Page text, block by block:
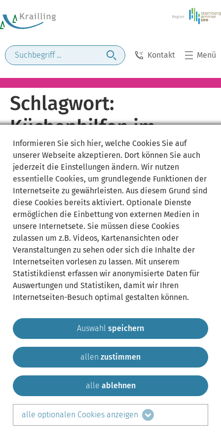
Kontakt Menü
Schlagwort:
Küchenhilfen im
Haushalt ändern
Gemeinde Krailling Impressum
Sitemap
Kontakt
teilen auf:
LinkedIn
Informieren Sie sich hier, welche Cookies Sie auf
unserer Webseite akzeptieren. Dort können Sie auch
jederzeit die Einstellungen ändern. Wir nutzen
essentielle Cookies, um grundlegende Funktionen der
Internetseite zu gewährleisten. Aus diesem Grund sind
diese Cookies bereits aktiviert. Optionale Dienste
ermöglichen die Einbettung von externen Medien in
unsere Internetsete. Sie müssen diese Cookies
zulassen um z.B. Videos, Kartenansichten oder
Veranstaltungen zu sehen oder sich die Inhalte der
Internetseiten vorlesen zu lassen. Mit unserem
Statistikdienst erfassen wir anonymisierte Daten für
Auswertungen und Statistiken, damit wir Ihren
Internetseiten-Besuch optimal gestalten können.
Auswahl speichern
allen zustimmen
alle ablehnen
alle optionalen Cookies anzeigen